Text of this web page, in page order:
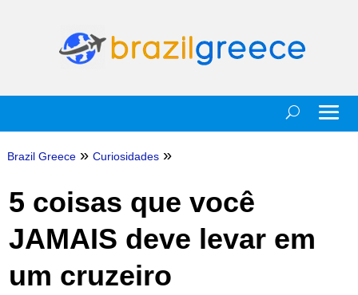
Brazil Greece » Curiosidades »
5 coisas que você
JAMAIS deve levar em
um cruzeiro